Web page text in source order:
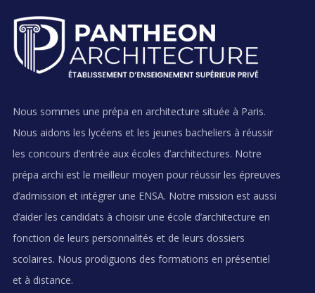
Nous sommes une prépa en architecture située à Paris.
Nous aidons les lycéens et les jeunes bacheliers à réussir
les concours d’entrée aux écoles d’architectures. Notre
prépa archi est le meilleur moyen pour réussir les épreuves
d’admission et intégrer une ENSA. Notre mission est aussi
d’aider les candidats à choisir une école d’architecture en
fonction de leurs personnalités et de leurs dossiers
scolaires. Nous prodiguons des formations en présentiel
et à distance.